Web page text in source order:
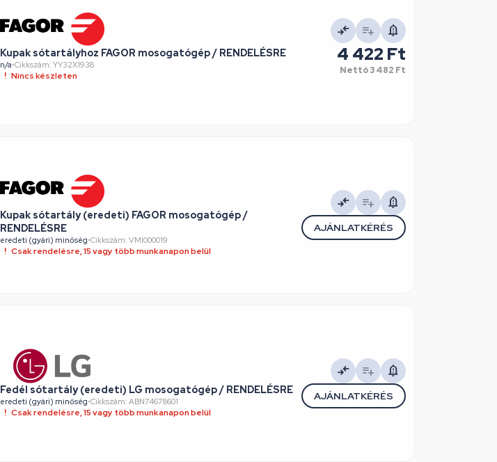
Kupak sótartályhoz FAGOR mosogatógép / RENDELÉSRE
n/a•Cikkszám: YY32X1938
Nincs készleten
4 422 Ft
Nettó3 482 Ft
Kupak sótartály (eredeti) FAGOR mosogatógép /
RENDELÉSRE
eredeti (gyári) minőség•Cikkszám: VMI000019
Csak rendelésre, 15 vagy több munkanapon belül
AJÁNLATKÉRÉS
Fedél sótartály (eredeti) LG mosogatógép / RENDELÉSRE
eredeti (gyári) minőség•Cikkszám: ABN74678601
Csak rendelésre, 15 vagy több munkanapon belül
AJÁNLATKÉRÉS